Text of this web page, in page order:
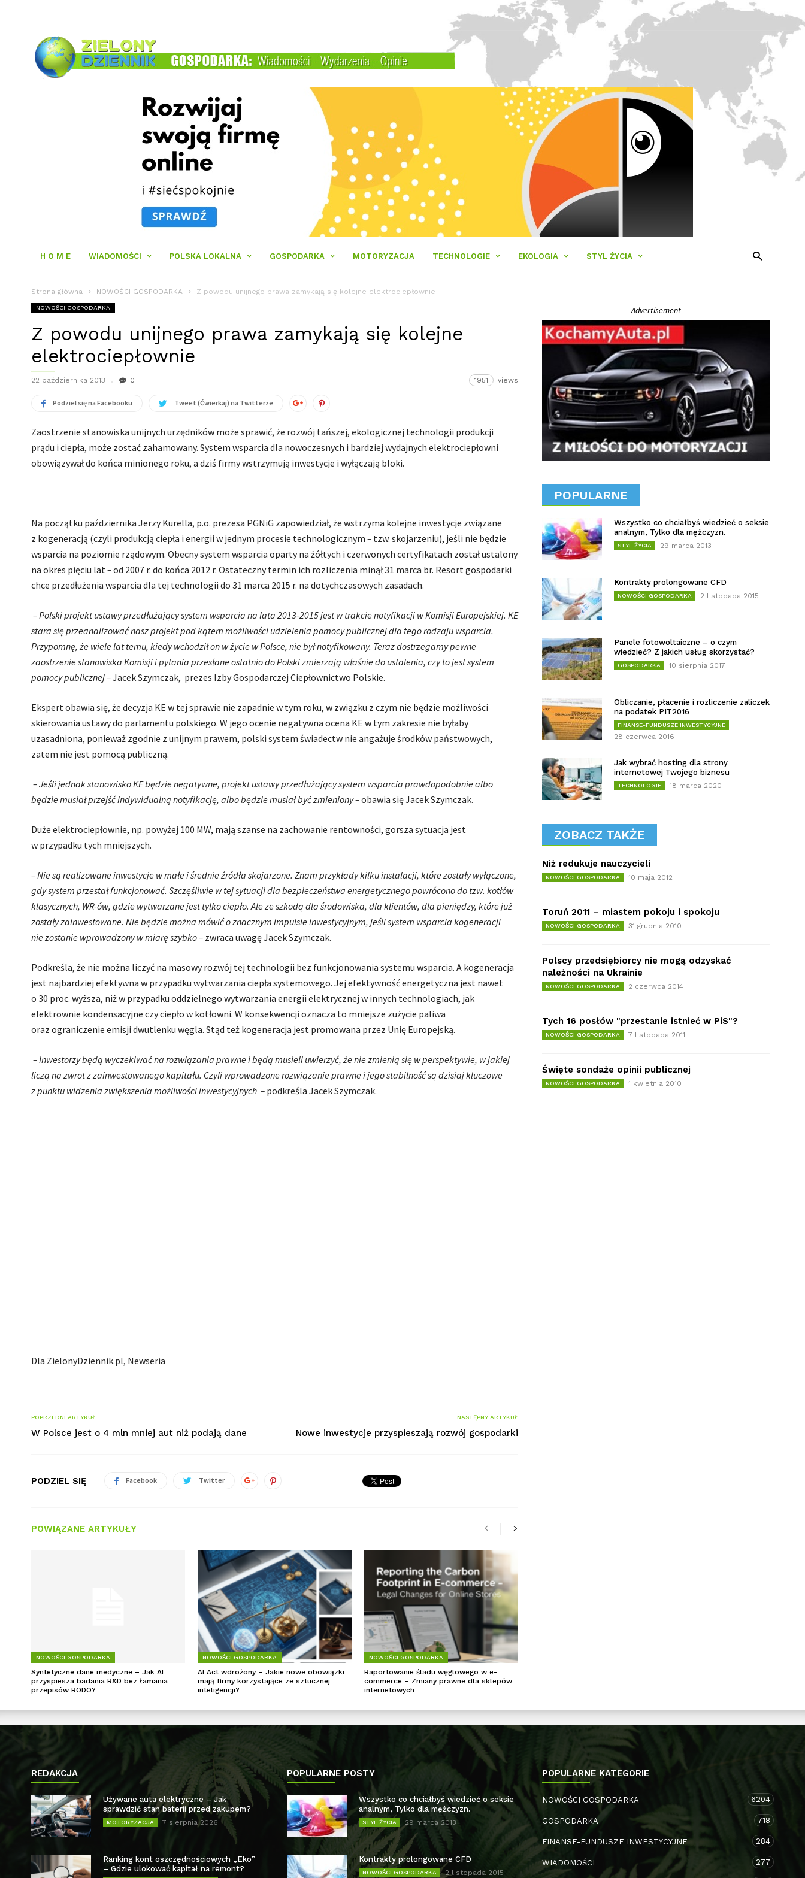
Zielony
Dziennik
H O M E WIADOMOŚCI POLSKA LOKALNA GOSPODARKA MOTORYZACJA TECHNOLOGIE EKOLOGIA STYL ŻYCIA
Strona główna NOWOŚCI GOSPODARKA Z powodu unijnego prawa zamykają się kolejne elektrociepłownie
NOWOŚCI GOSPODARKA
Z powodu unijnego prawa zamykają się kolejne
elektrociepłownie
22 października 2013 0 1951 views
Podziel się na Facebooku Tweet (Ćwierkaj) na Twitterze
Zaostrzenie stanowiska unijnych urzędników może sprawić, że rozwój tańszej, ekologicznej technologii produkcji
prądu i ciepła, może zostać zahamowany. System wsparcia dla nowoczesnych i bardziej wydajnych elektrociepłowni
obowiązywał do końca minionego roku, a dziś firmy wstrzymują inwestycje i wyłączają bloki.
Na początku października Jerzy Kurella, p.o. prezesa PGNiG zapowiedział, że wstrzyma kolejne inwestycje związane
z kogeneracją (czyli produkcją ciepła i energii w jednym procesie technologicznym – tzw. skojarzeniu), jeśli nie będzie
wsparcia na poziomie rządowym. Obecny system wsparcia oparty na żółtych i czerwonych certyfikatach został ustalony
na okres pięciu lat–od 2007 r. do końca 2012 r. Ostateczny termin ich rozliczenia minął 31 marca br. Resort gospodarki
chce przedłużenia wsparcia dla tej technologii do 31 marca 2015 r. na dotychczasowych zasadach.
– Polski projekt ustawy przedłużający system wsparcia na lata 2013-2015 jest w trakcie notyfikacji w Komisji Europejskiej. KE
stara się przeanalizować nasz projekt pod kątem możliwości udzielenia pomocy publicznej dla tego rodzaju wsparcia.
Przypomnę, że wiele lat temu, kiedy wchodził on w życie w Polsce, nie był notyfikowany. Teraz dostrzegamy pewne
zaostrzenie stanowiska Komisji i pytania przesłane ostatnio do Polski zmierzają właśnie do ustalenia, czy to jest system
pomocy publicznej –Jacek Szymczak, prezes Izby Gospodarczej Ciepłownictwo Polskie.
Ekspert obawia się, że decyzja KE w tej sprawie nie zapadnie w tym roku, w związku z czym nie będzie możliwości
skierowania ustawy do parlamentu polskiego. W jego ocenie negatywna ocena KE w tym zakresie nie byłaby
uzasadniona, ponieważ zgodnie z unijnym prawem, polski system świadectw nie angażuje środków państwowych,
zatem nie jest pomocą publiczną.
– Jeśli jednak stanowisko KE będzie negatywne, projekt ustawy przedłużający system wsparcia prawdopodobnie albo
będzie musiał przejść indywidualną notyfikację, albo będzie musiał być zmieniony –obawia się Jacek Szymczak.
Duże elektrociepłownie, np. powyżej 100 MW, mają szanse na zachowanie rentowności, gorsza sytuacja jest
w przypadku tych mniejszych.
– Nie są realizowane inwestycje w małe i średnie źródła skojarzone. Znam przykłady kilku instalacji, które zostały wyłączone,
gdy system przestał funkcjonować. Szczęśliwie w tej sytuacji dla bezpieczeństwa energetycznego powrócono do tzw. kotłów
klasycznych, WR-ów, gdzie wytwarzane jest tylko ciepło. Ale ze szkodą dla środowiska, dla klientów, dla pieniędzy, które już
zostały zainwestowane. Nie będzie można mówić o znacznym impulsie inwestycyjnym, jeśli system wsparcia kogeneracji
nie zostanie wprowadzony w miarę szybko – zwraca uwagę Jacek Szymczak.
Podkreśla, że nie można liczyć na masowy rozwój tej technologii bez funkcjonowania systemu wsparcia. A kogeneracja
jest najbardziej efektywna w przypadku wytwarzania ciepła systemowego. Jej efektywność energetyczna jest nawet
o 30 proc. wyższa, niż w przypadku oddzielnego wytwarzania energii elektrycznej w innych technologiach, jak
elektrownie kondensacyjne czy ciepło w kotłowni. W konsekwencji oznacza to mniejsze zużycie paliwa
oraz ograniczenie emisji dwutlenku węgla. Stąd też kogeneracja jest promowana przez Unię Europejską.
– Inwestorzy będą wyczekiwać na rozwiązania prawne i będą musieli uwierzyć, że nie zmienią się w perspektywie, w jakiej
liczą na zwrot z zainwestowanego kapitału. Czyli wprowadzone rozwiązanie prawne i jego stabilność są dzisiaj kluczowe
z punktu widzenia zwiększenia możliwości inwestycyjnych – podkreśla Jacek Szymczak.
Dla ZielonyDziennik.pl, Newseria
POPRZEDNI ARTYKUŁ
W Polsce jest o 4 mln mniej aut niż podają dane
NASTĘPNY ARTYKUŁ
Nowe inwestycje przyspieszają rozwój gospodarki
PODZIEL SIĘ Facebook Twitter
POWIĄZANE ARTYKUŁY
NOWOŚCI GOSPODARKA
Syntetyczne dane medyczne – Jak AI
przyspiesza badania R&D bez łamania
przepisów RODO?
NOWOŚCI GOSPODARKA
AI Act wdrożony – Jakie nowe obowiązki
mają firmy korzystające ze sztucznej
inteligencji?
NOWOŚCI GOSPODARKA
Raportowanie śladu węglowego w e-
commerce – Zmiany prawne dla sklepów
internetowych
- Advertisement -
POPULARNE
Wszystko co chciałbyś wiedzieć o seksie
analnym, Tylko dla mężczyzn.
STYL ŻYCIA 29 marca 2013
Kontrakty prolongowane CFD
NOWOŚCI GOSPODARKA 2 listopada 2015
Panele fotowoltaiczne – o czym
wiedzieć? Z jakich usług skorzystać?
GOSPODARKA 10 sierpnia 2017
Obliczanie, płacenie i rozliczenie zaliczek
na podatek PIT2016
FINANSE-FUNDUSZE INWESTYCYJNE
28 czerwca 2016
Jak wybrać hosting dla strony
internetowej Twojego biznesu
TECHNOLOGIE 18 marca 2020
ZOBACZ TAKŻE
Niż redukuje nauczycieli
NOWOŚCI GOSPODARKA 10 maja 2012
Toruń 2011 – miastem pokoju i spokoju
NOWOŚCI GOSPODARKA 31 grudnia 2010
Polscy przedsiębiorcy nie mogą odzyskać
należności na Ukrainie
NOWOŚCI GOSPODARKA 2 czerwca 2014
Tych 16 posłów "przestanie istnieć w PiS"?
NOWOŚCI GOSPODARKA 7 listopada 2011
Święte sondaże opinii publicznej
NOWOŚCI GOSPODARKA 1 kwietnia 2010
REDAKCJA
Używane auta elektryczne – Jak
sprawdzić stan baterii przed zakupem?
MOTORYZACJA 7 sierpnia 2026
Ranking kont oszczędnościowych „Eko”
– Gdzie ulokować kapitał na remont?
POPULARNE POSTY
Wszystko co chciałbyś wiedzieć o seksie
analnym, Tylko dla mężczyzn.
STYL ŻYCIA 29 marca 2013
Kontrakty prolongowane CFD
NOWOŚCI GOSPODARKA 2 listopada 2015
POPULARNE KATEGORIE
NOWOŚCI GOSPODARKA 6204
GOSPODARKA 718
FINANSE-FUNDUSZE INWESTYCYJNE 284
WIADOMOŚCI 277